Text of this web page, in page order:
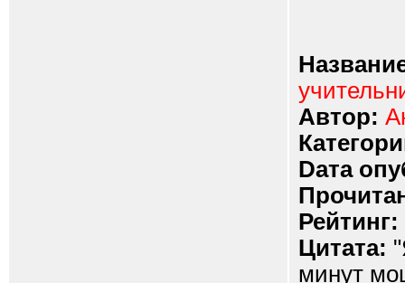
Автор:
Dата
Рейтинг:
Цитата:
минут